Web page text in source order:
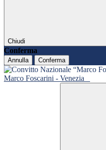
Chiudi
Conferma
Annulla Conferma
Marco Foscarini - Venezia